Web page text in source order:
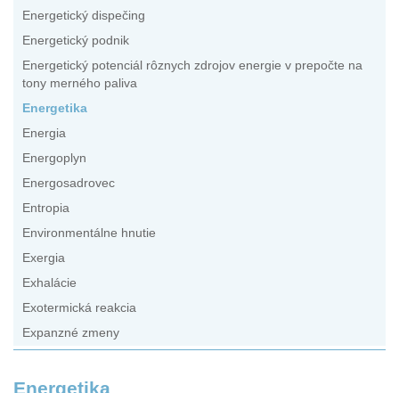
Energetický dispečing
Energetický podnik
Energetický potenciál rôznych zdrojov energie v prepočte na
tony merného paliva
Energetika
Energia
Energoplyn
Energosadrovec
Entropia
Environmentálne hnutie
Exergia
Exhalácie
Exotermická reakcia
Expanzné zmeny
Energetika